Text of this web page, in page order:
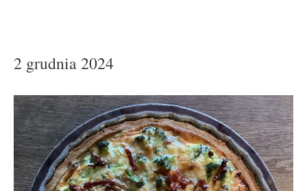
2 grudnia 2024